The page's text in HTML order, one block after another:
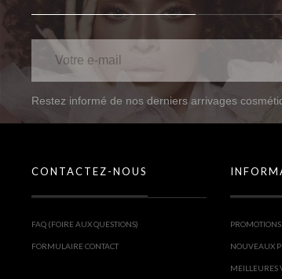
Restez informé de nos derniers arrivages
CONTACTEZ-NOUS
FAQ (FOIRE AUX QUESTIONS)
FORMULAIRE CONTACT
PROMOTIONS
NOUVEAUX
MEILLEURES